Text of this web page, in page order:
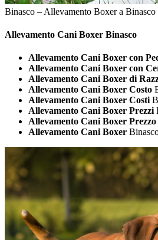
Binasco – Allevamento Boxer a Binasco
Allevamento Cani Boxer Binasco
Allevamento Cani Boxer con
Allevamento Cani Boxer con
Allevamento Cani Boxer di
Allevamento Cani Boxer Costo
Allevamento Cani Boxer Costi
Allevamento Cani Boxer Prezzi
Allevamento Cani Boxer Prezzo
Allevamento Cani Boxer